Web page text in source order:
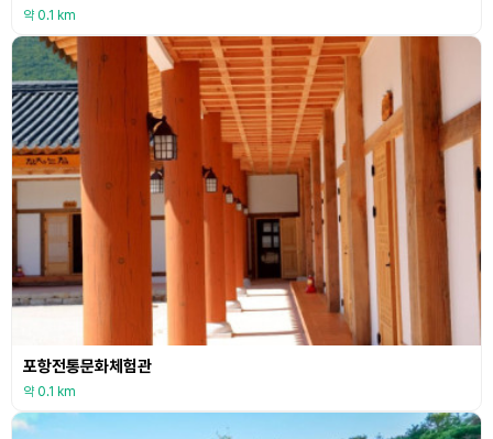
약 0.1 km
포항전통문화체험관
약 0.1 km